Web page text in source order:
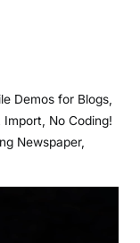
Demos for Blogs,
No Coding!
Newspaper,